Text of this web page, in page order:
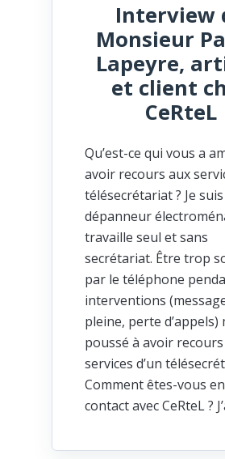
Interview
Monsieur
Lapeyre,
et client
CeRteL
Qu’est-ce qui vous a
avoir recours aux
télésecrétariat ? Je
dépanneur
travaille seul et sans
secrétariat. Être trop
par le téléphone
interventions
pleine, perte d’appels)
poussé à avoir
services d’un
Comment êtes-vous
contact avec CeRteL ?